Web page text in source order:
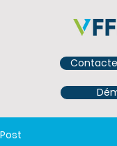
Post